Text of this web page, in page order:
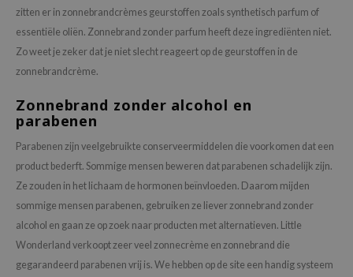
zitten er in zonnebrandcrèmes geurstoffen zoals synthetisch parfum of
essentiële oliën. Zonnebrand zonder parfum heeft deze ingrediënten niet.
Zo weet je zeker dat je niet slecht reageert op de geurstoffen in de
zonnebrandcrème.
Zonnebrand zonder alcohol en
parabenen
Parabenen zijn veelgebruikte conserveermiddelen die voorkomen dat een
product bederft. Sommige mensen beweren dat parabenen schadelijk zijn.
Ze zouden in het lichaam de hormonen beïnvloeden. Daarom mijden
sommige mensen parabenen, gebruiken ze liever zonnebrand zonder
alcohol en gaan ze op zoek naar producten met alternatieven. Little
Wonderland verkoopt zeer veel zonnecrème en zonnebrand die
gegarandeerd parabenen vrij is. We hebben op de site een handig systeem